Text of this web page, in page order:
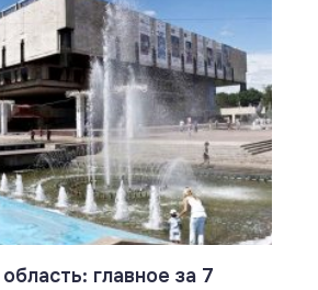
главное за 7